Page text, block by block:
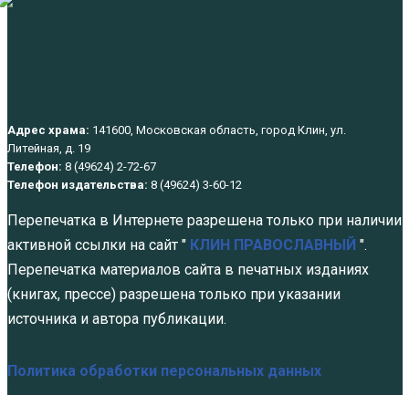
Адрес храма: 141600, Московская область, город Клин, ул.
Литейная, д. 19
Телефон: 8 (49624) 2-72-67
Телефон издательства: 8 (49624) 3-60-12
Перепечатка в Интернете разрешена только при наличии
активной ссылки на сайт " КЛИН ПРАВОСЛАВНЫЙ ".
Перепечатка материалов сайта в печатных изданиях
(книгах, прессе) разрешена только при указании
источника и автора публикации.
Политика обработки персональных данных